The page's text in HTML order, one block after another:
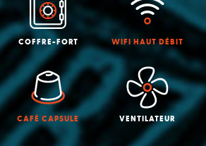
COFFRE-FORT WIFI HAUT DÉBIT
CAFÉ CAPSULE VENTILATEUR